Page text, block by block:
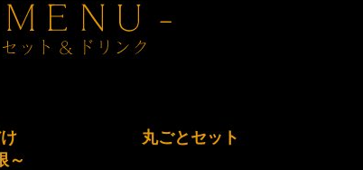
～
丸ごとセット